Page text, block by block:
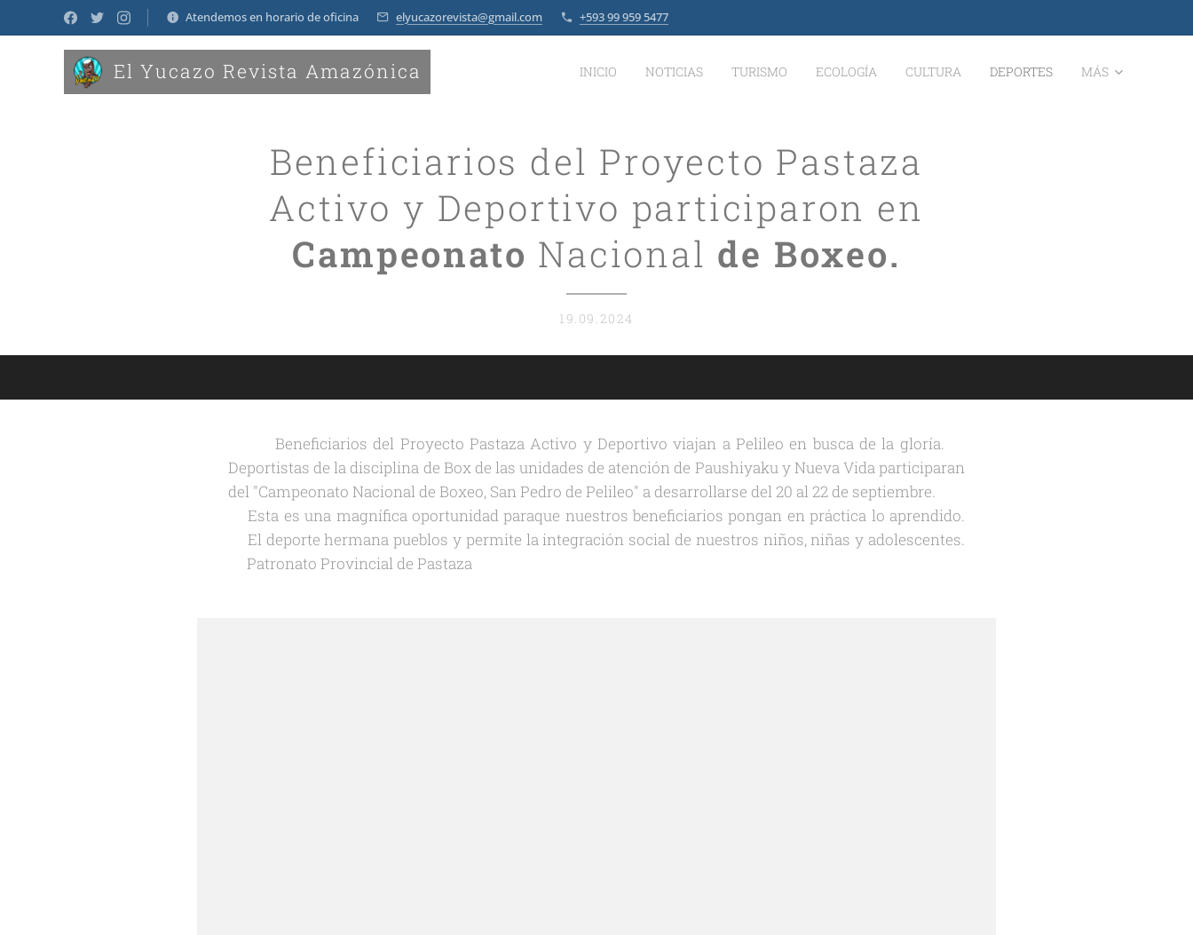
Atendemos en horario de oficina elyucazorevista@gmail.com +593 99 959 5477
El Yucazo Revista Amazónica INICIO NOTICIAS TURISMO ECOLOGÍA CULTURA DEPORTES MÁS
Beneficiarios del Proyecto Pastaza
Activo y Deportivo participaron en
Campeonato Nacional de Boxeo.
19.09.2024
💜👉 Beneficiarios del Proyecto Pastaza Activo y Deportivo viajan a Pelileo en busca de la gloría.🏅
Deportistas de la disciplina de Box de las unidades de atención de Paushiyaku y Nueva Vida participaran
del "Campeonato Nacional de Boxeo, San Pedro de Pelileo" a desarrollarse del 20 al 22 de septiembre.🥊
👏Esta es una magnífica oportunidad paraque nuestros beneficiarios pongan en práctica lo aprendido.
🤝El deporte hermana pueblos y permite la integración social de nuestros niños, niñas y adolescentes.
🙌Patronato Provincial de Pastaza